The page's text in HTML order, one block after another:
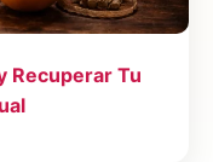
Recuperar Tu